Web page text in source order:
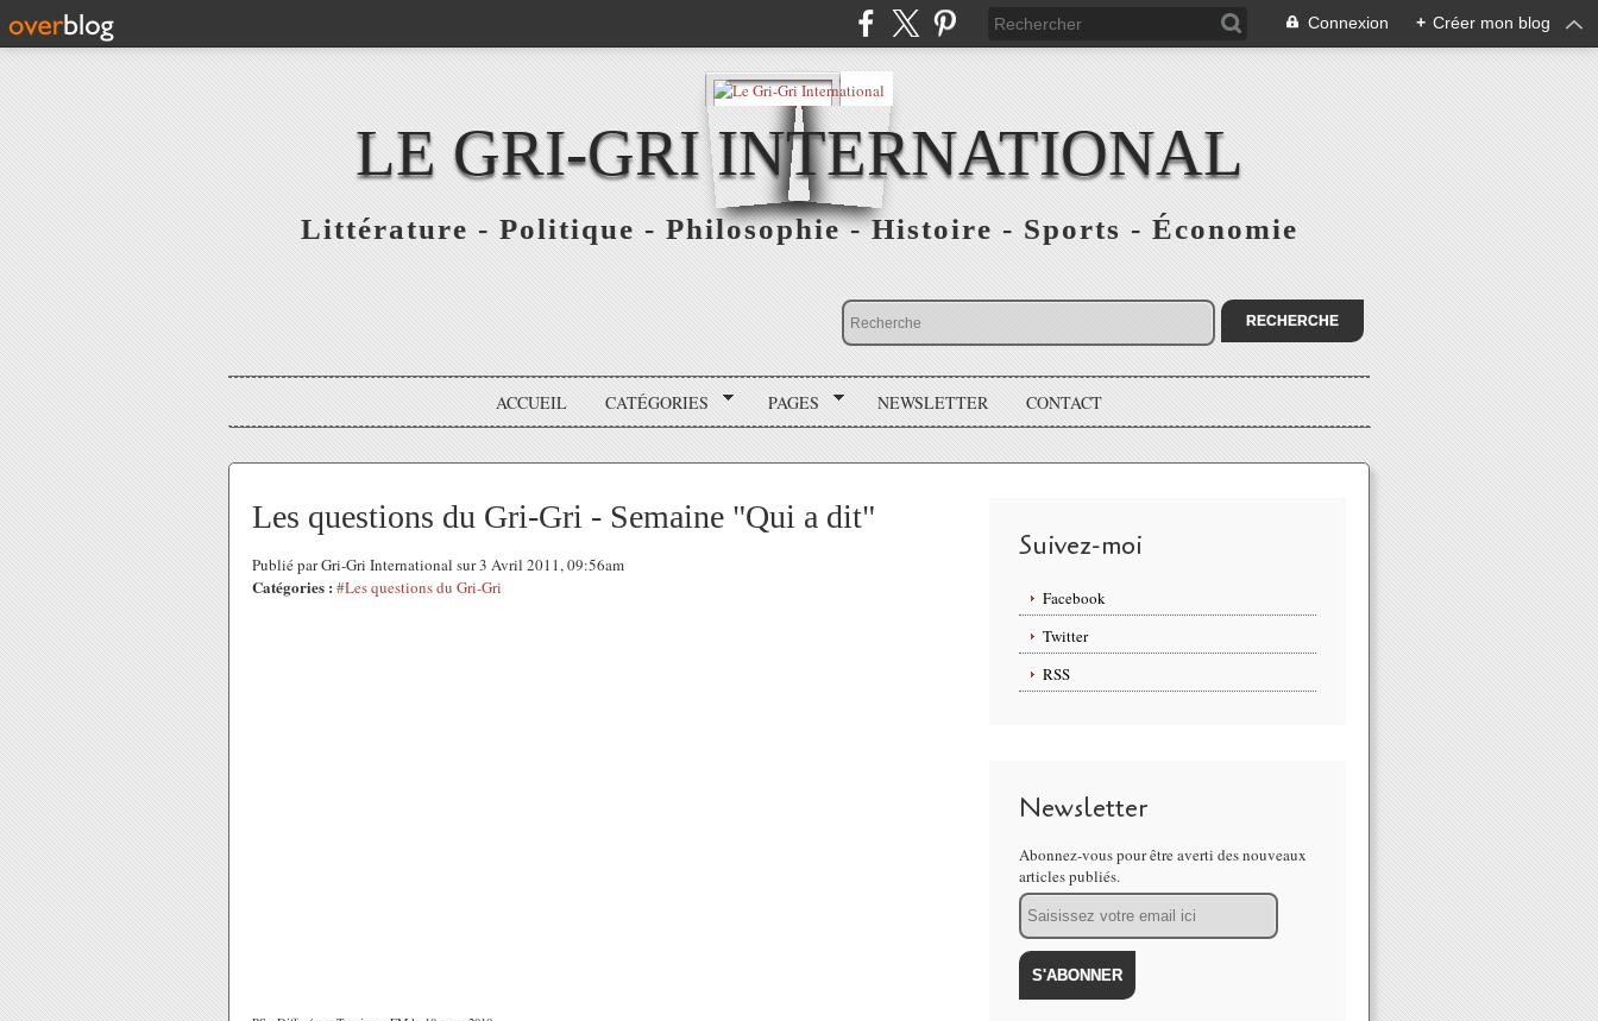
Connexion + Créer mon blog
LE GRI-GRI INTERNATIONAL
Littérature - Politique - Philosophie - Histoire - Sports - Économie
ACCUEIL CATÉGORIES PAGES NEWSLETTER CONTACT
Les questions du Gri-Gri - Semaine "Qui a dit"
Publié par Gri-Gri International sur 3 Avril 2011, 09:56am
Catégories : #Les questions du Gri-Gri
Suivez-moi
Facebook
Twitter
RSS
Newsletter
Abonnez-vous pour être averti des nouveaux
articles publiés.
Email